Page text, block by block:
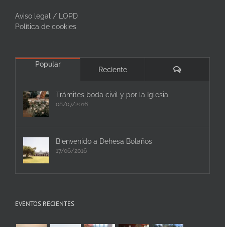
Aviso legal / LOPD
Política de cookies
Popular
Reciente Comentarios
Trámites boda civil y por la Iglesia
08/07/2016
Bienvenido a Dehesa Bolaños
17/06/2016
EVENTOS RECIENTES